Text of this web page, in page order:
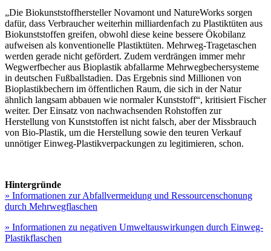
„Die Biokunststoffhersteller Novamont und NatureWorks sorgen
dafür, dass Verbraucher weiterhin milliardenfach zu Plastiktüten aus
Biokunststoffen greifen, obwohl diese keine bessere Ökobilanz
aufweisen als konventionelle Plastiktüten. Mehrweg-Tragetaschen
werden gerade nicht gefördert. Zudem verdrängen immer mehr
Wegwerfbecher aus Bioplastik abfallarme Mehrwegbechersysteme
in deutschen Fußballstadien. Das Ergebnis sind Millionen von
Bioplastikbechern im öffentlichen Raum, die sich in der Natur
ähnlich langsam abbauen wie normaler Kunststoff“, kritisiert Fischer
weiter. Der Einsatz von nachwachsenden Rohstoffen zur
Herstellung von Kunststoffen ist nicht falsch, aber der Missbrauch
von Bio-Plastik, um die Herstellung sowie den teuren Verkauf
unnötiger Einweg-Plastikverpackungen zu legitimieren, schon.
Hintergründe
» Informationen zur Abfallvermeidung und Ressourcenschonung
durch Mehrwegflaschen
» Informationen zu negativen Umweltauswirkungen durch Einweg-
Plastikflaschen